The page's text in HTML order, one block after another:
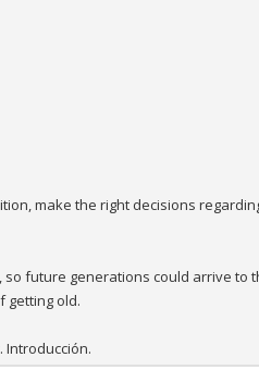
make the right decisions
future generations could arrive to
getting old.
Introducción.